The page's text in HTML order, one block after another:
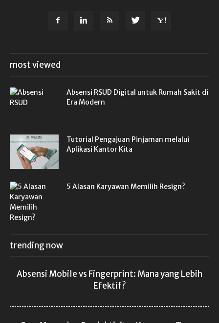
most viewed
Absensi RSUD Digital untuk Rumah Sakit di
Era Modern
Tutorial Pengajuan Pinjaman melalui
Aplikasi Kantor Kita
5 Alasan Karyawan Memilih Resign?
trending now
Absensi Mobile vs Fingerprint: Mana yang Lebih
Efektif?